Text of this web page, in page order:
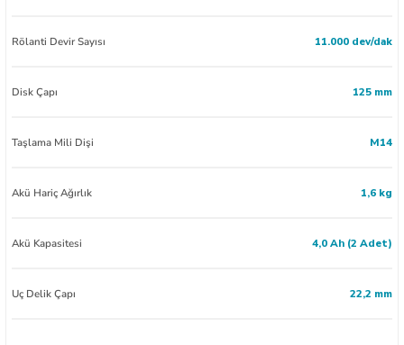
Rölanti Devir Sayısı 11.000 dev/dak
Disk Çapı 125 mm
Taşlama Mili Dişi M14
Akü Hariç Ağırlık 1,6 kg
Akü Kapasitesi 4,0 Ah (2 Adet)
Uç Delik Çapı 22,2 mm